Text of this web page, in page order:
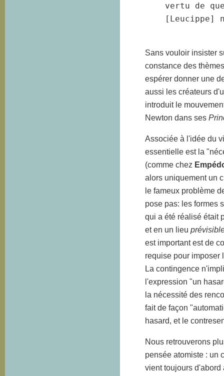
vertu de
[Leucippe]
Sans vouloir insister
constance des
espérer donner une
aussi les créateurs
introduit le
Newton dans ses
Associée à l'idée du
essentielle est la
(comme chez
alors uniquement un
le fameux problème
pose pas: les formes
qui a été réalisé était
et en un lieu
est important est de
requise pour imposer
La contingence
l'expression "un
la nécessité des
fait de façon
hasard, et le
Nous retrouverons
pensée atomiste : un
vient toujours d'abord